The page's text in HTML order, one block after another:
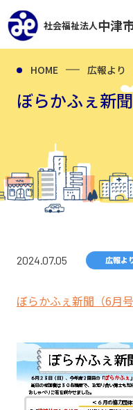
社会福祉法人中津
HOME 広報より
ぼらかふぇ新
2024.07.05 広報よ
ぼらかふぇ新聞（6月号